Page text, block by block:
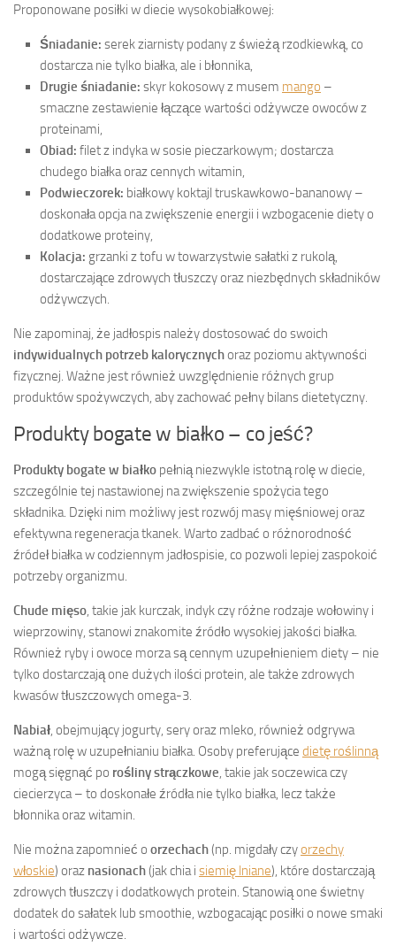
Proponowane posiłki w diecie wysokobiałkowej:
Śniadanie: serek ziarnisty podany z świeżą rzodkiewką, co
dostarcza nie tylko białka, ale i błonnika,
Drugie śniadanie: skyr kokosowy z musem mango –
smaczne zestawienie łączące wartości odżywcze owoców z
proteinami,
Obiad: filet z indyka w sosie pieczarkowym; dostarcza
chudego białka oraz cennych witamin,
Podwieczorek: białkowy koktajl truskawkowo-bananowy –
doskonała opcja na zwiększenie energii i wzbogacenie diety o
dodatkowe proteiny,
Kolacja: grzanki z tofu w towarzystwie sałatki z rukolą,
dostarczające zdrowych tłuszczy oraz niezbędnych składników
odżywczych.
Nie zapominaj, że jadłospis należy dostosować do swoich
indywidualnych potrzeb kalorycznychoraz poziomu aktywności
fizycznej. Ważne jest również uwzględnienie różnych grup
produktów spożywczych, aby zachować pełny bilans dietetyczny.
Produkty bogate w białko – co jeść?
Produkty bogate w białko pełnią niezwykle istotną rolę w diecie,
szczególnie tej nastawionej na zwiększenie spożycia tego
składnika. Dzięki nim możliwy jest rozwój masy mięśniowej oraz
efektywna regeneracja tkanek. Warto zadbać o różnorodność
źródeł białka w codziennym jadłospisie, co pozwoli lepiej zaspokoić
potrzeby organizmu.
Chude mięso, takie jak kurczak, indyk czy różne rodzaje wołowiny i
wieprzowiny, stanowi znakomite źródło wysokiej jakości białka.
Również ryby i owoce morza są cennym uzupełnieniem diety – nie
tylko dostarczają one dużych ilości protein, ale także zdrowych
kwasów tłuszczowych omega-3.
Nabiał, obejmujący jogurty, sery oraz mleko, również odgrywa
ważną rolę w uzupełnianiu białka. Osoby preferujące dietę roślinną
mogą sięgnąć po rośliny strączkowe, takie jak soczewica czy
ciecierzyca – to doskonałe źródła nie tylko białka, lecz także
błonnika oraz witamin.
Nie można zapomnieć o orzechach(np. migdały czyorzechy
włoskie) oraz nasionach(jak chia i siemię lniane), które dostarczają
zdrowych tłuszczy i dodatkowych protein. Stanowią one świetny
dodatek do sałatek lub smoothie, wzbogacając posiłki o nowe smaki
i wartości odżywcze.